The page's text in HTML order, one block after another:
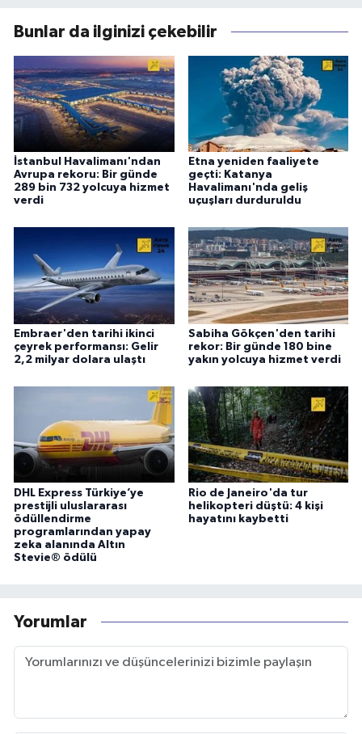
Bunlar da ilginizi çekebilir
İstanbul Havalimanı'ndan
Avrupa rekoru: Bir günde
289 bin 732 yolcuya hizmet
verdi
Etna yeniden faaliyete
geçti: Katanya
Havalimanı'nda geliş
uçuşları durduruldu
Embraer'den tarihi ikinci
çeyrek performansı: Gelir
2,2 milyar dolara ulaştı
Sabiha Gökçen'den tarihi
rekor: Bir günde 180 bine
yakın yolcuya hizmet verdi
DHL Express Türkiye’ye
prestijli uluslararası
ödüllendirme
programlarından yapay
zeka alanında Altın
Stevie® ödülü
Rio de Janeiro'da tur
helikopteri düştü: 4 kişi
hayatını kaybetti
Yorumlar